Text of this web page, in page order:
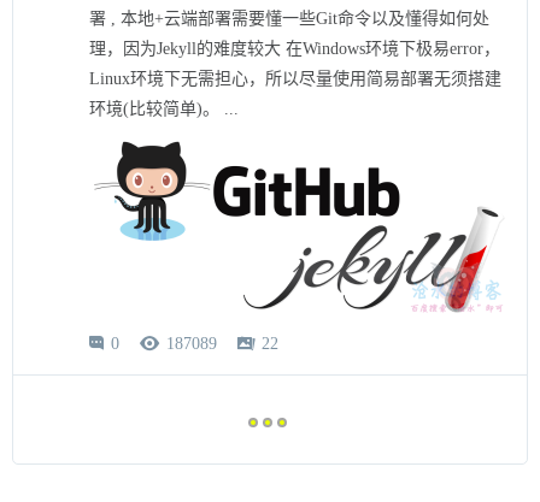
署 , 本地+云端部署需要懂一些Git命令以及懂得如何处
理，因为Jekyll的难度较大 在Windows环境下极易error，
Linux环境下无需担心，所以尽量使用简易部署无须搭建
环境(比较简单)。 ...
 0  187089  22